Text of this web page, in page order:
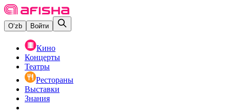
O‘zb Войти
Кино
Концерты
Театры
Рестораны
Выставки
Знания